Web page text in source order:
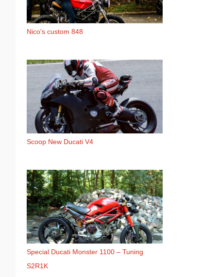
Nico's custom 848
Scoop New Ducati V4
Special Ducati Monster 1100 – Tuning
S2R1K